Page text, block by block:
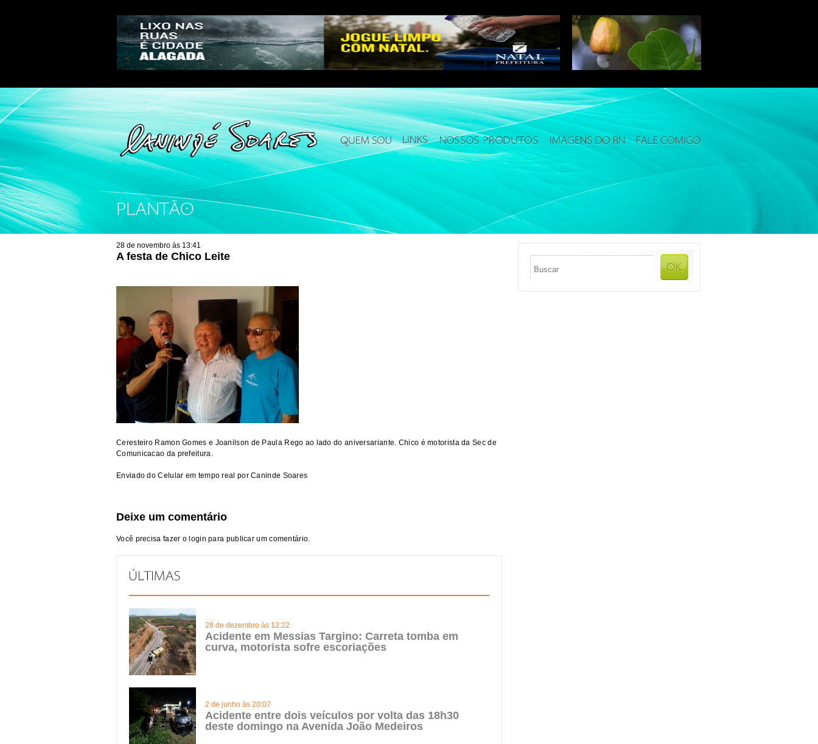
PLANTÃO
28 de novembro às 13:41
A festa de Chico Leite
Ceresteiro Ramon Gomes e Joanilson de Paula Rego ao lado do aniversariante. Chico é motorista da Sec de
Comunicacao da prefeitura.
Enviado do Celular em tempo real por Caninde Soares
Deixe um comentário
Você precisa fazer o login para publicar um comentário.
28 de dezembro às 12:22
Acidente em Messias Targino: Carreta tomba em
curva, motorista sofre escoriações
2 de junho às 20:07
Acidente entre dois veículos por volta das 18h30
deste domingo na Avenida João Medeiros